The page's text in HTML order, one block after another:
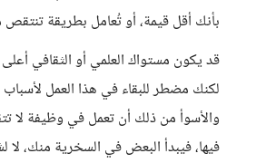
بأنك أقل قيمة، أو تُعامل بطريقة
قد يكون مستواك العلمي أو الثقافي
لكنك مضطر للبقاء في هذا العمل لأسباب
والأسوأ من ذلك أن تعمل في وظيفة لا
فيها، فيبدأ البعض في السخرية منك، لا